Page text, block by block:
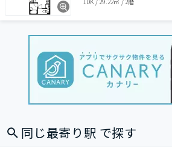
同じ最寄り駅 で探す